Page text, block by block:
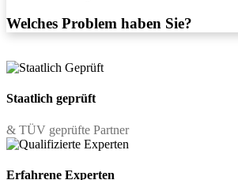
Welches Problem haben Sie?
Staatlich geprüft
& TÜV geprüfte Partner
Erfahrene Experten